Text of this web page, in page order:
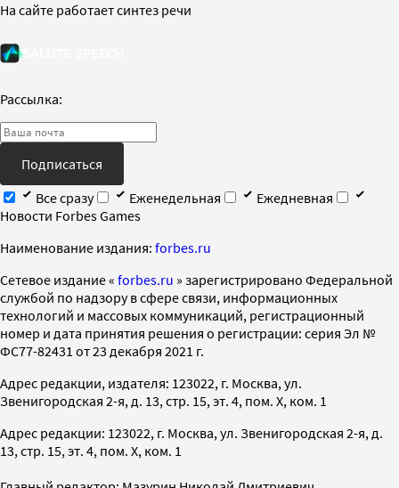
На сайте работает синтез речи
Рассылка:
Подписаться
Все сразу
Еженедельная
Ежедневная
Новости Forbes Games
Наименование издания: forbes.ru
Cетевое издание « forbes.ru » зарегистрировано Федеральной
службой по надзору в сфере связи, информационных
технологий и массовых коммуникаций, регистрационный
номер и дата принятия решения о регистрации: серия Эл №
ФС77-82431 от 23 декабря 2021 г.
Адрес редакции, издателя: 123022, г. Москва, ул.
Звенигородская 2-я, д. 13, стр. 15, эт. 4, пом. X, ком. 1
Адрес редакции: 123022, г. Москва, ул. Звенигородская 2-я, д.
13, стр. 15, эт. 4, пом. X, ком. 1